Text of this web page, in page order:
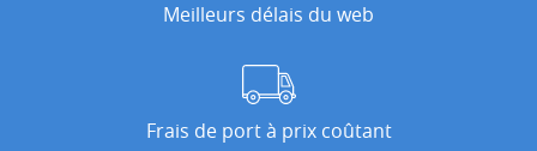
Meilleurs délais du web
Frais de port à prix coûtant